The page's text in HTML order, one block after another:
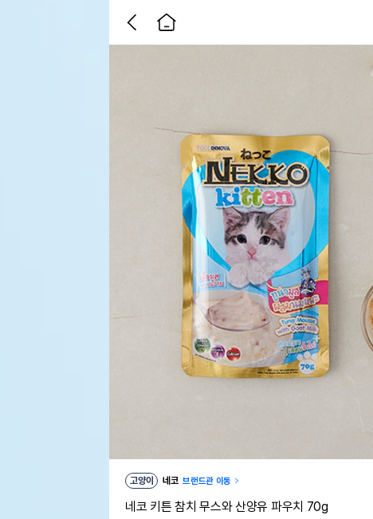
고양이 네코 브랜드관 이동
네코 키튼 참치 무스와 산양유 파우치 70g